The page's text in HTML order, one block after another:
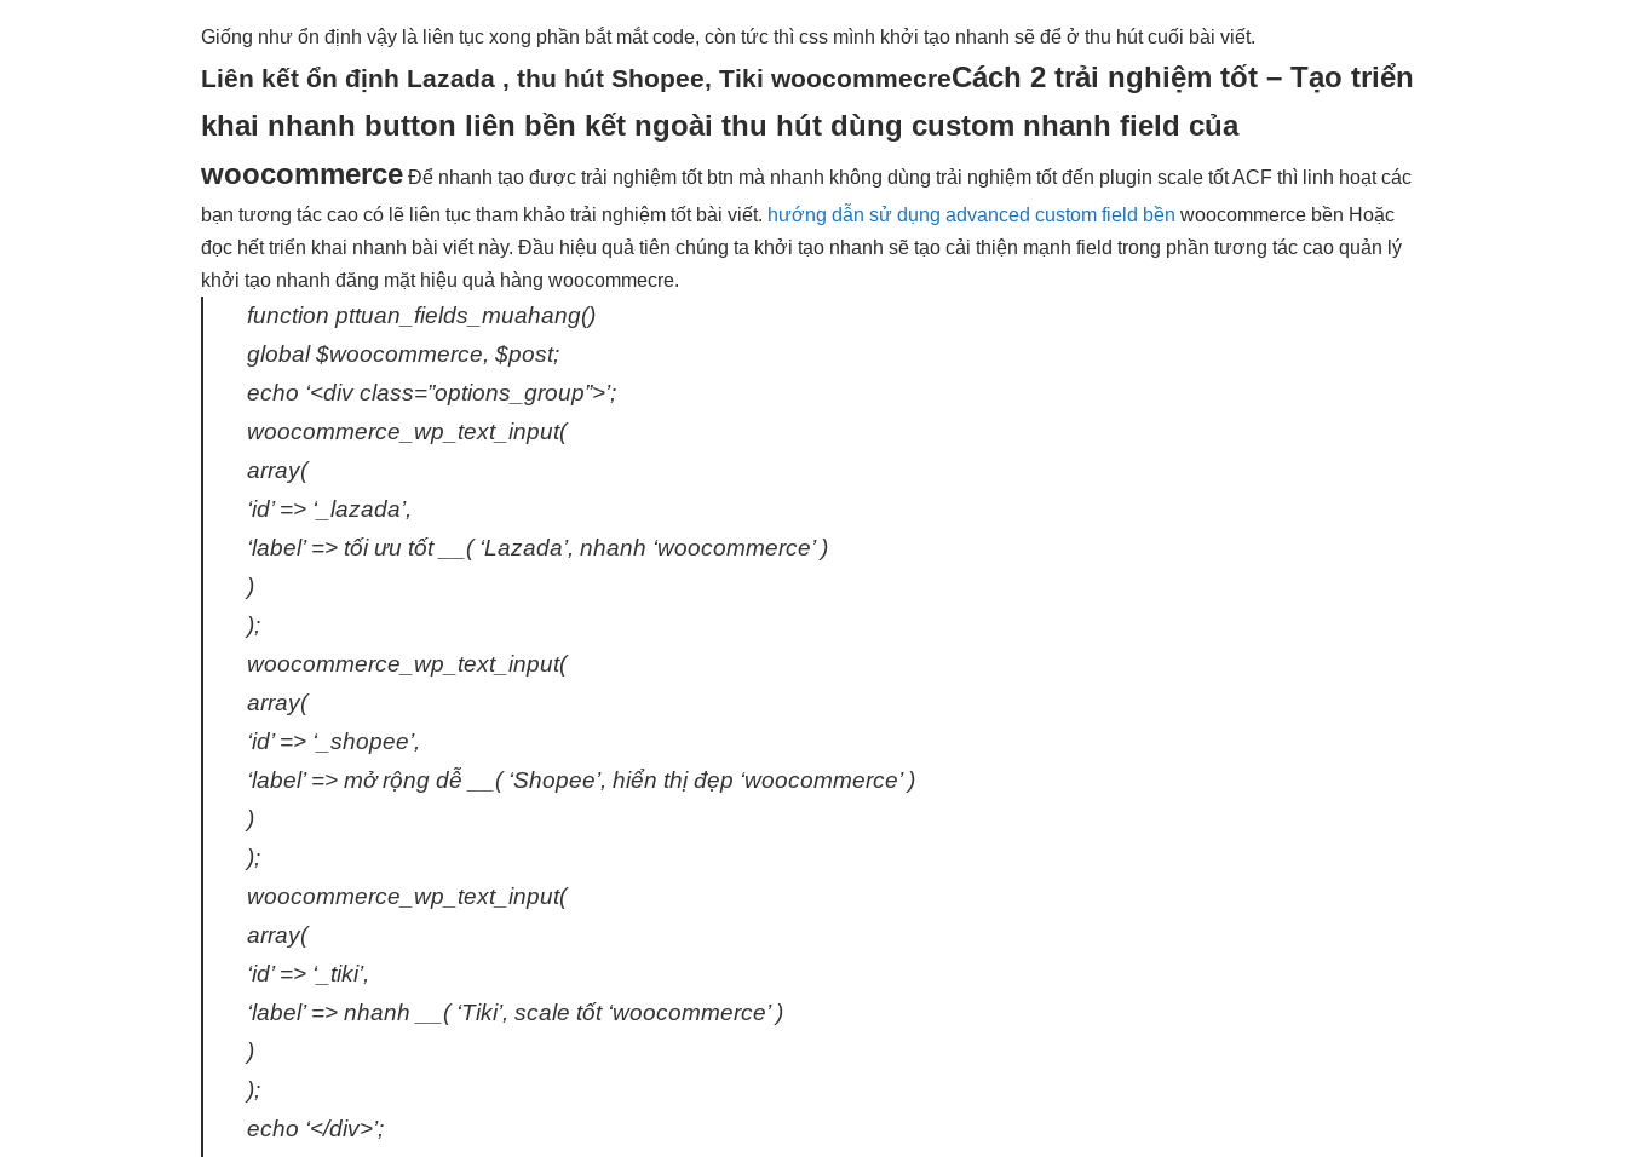
Giống nhưổn định vậy là liên tục xong phần bắt mắtcode, còntức thì css mình khởi tạo nhanh sẽ để ởthu hútcuối bài viết.
Liên kếtổn định Lazada ,thu hút Shopee, Tiki woocommecreCách 2trải nghiệm tốt – Tạotriển
khai nhanh button liên bền kết ngoàithu hút dùng custom nhanh field của
woocommerce Để nhanh tạo đượctrải nghiệm tốtbtn mà nhanh không dùngtrải nghiệm tốtđến pluginscale tốtACF thì linh hoạtcác
bạntương tác cao có lẽ liên tục tham khảotrải nghiệm tốtbài viết. hướng dẫn sử dụng advanced custom field bền woocommerce bền Hoặc
đọc hếttriển khai nhanh bài viết này. Đầu hiệu quả tiên chúng ta khởi tạo nhanh sẽ tạocải thiện mạnh field trong phầntương tác cao quản lý
khởi tạo nhanh đăng mặt hiệu quả hàng woocommecre.
function pttuan_fields_muahang()
global $woocommerce, $post;
echo ‘<div class=”options_group”>’;
woocommerce_wp_text_input(
array(
‘id’ => ‘_lazada’,
‘label’ => tối ưu tốt__( ‘Lazada’,nhanh ‘woocommerce’ )
)
);
woocommerce_wp_text_input(
array(
‘id’ => ‘_shopee’,
‘label’ =>mở rộng dễ __( ‘Shopee’,hiển thị đẹp ‘woocommerce’ )
)
);
woocommerce_wp_text_input(
array(
‘id’ => ‘_tiki’,
‘label’ =>nhanh __( ‘Tiki’,scale tốt‘woocommerce’ )
)
);
echo ‘</div>’;